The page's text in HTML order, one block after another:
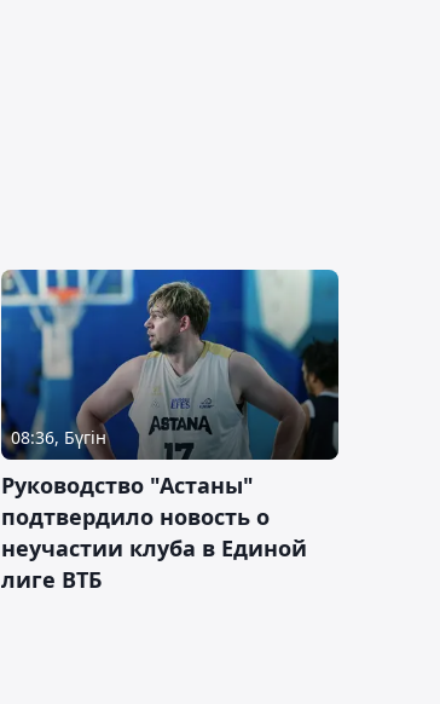
08:36, Бүгін
Руководство "Астаны"
подтвердило новость о
неучастии клуба в Единой
лиге ВТБ